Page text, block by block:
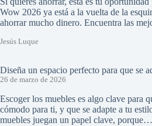
Wow 2026 ya está a la vuelta de la
ahorrar mucho dinero. Encuentra las
Jesús Luque
Diseña un espacio perfecto para que se
26 de marzo de 2026
Escoger los muebles es algo clave para
cómodo para ti, y que se adapte a tu
muebles juegan un papel clave, porque…